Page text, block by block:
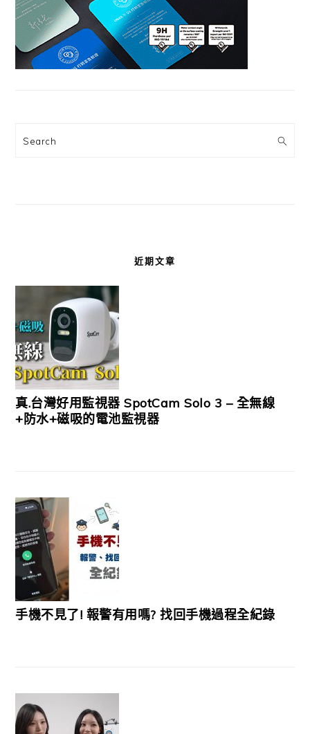
Search
近期文章
真.台灣好用監視器 SpotCam Solo 3 – 全無線
+防水+磁吸的電池監視器
手機不見了! 報警有用嗎? 找回手機過程全紀錄